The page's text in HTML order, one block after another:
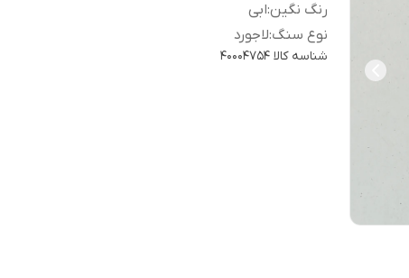
رنگ نگین:ابی
نوع سنگ:لاجورد
شناسه کالا 40004754